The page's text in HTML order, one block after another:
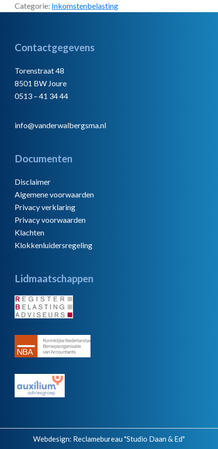
Categorie: Inkomstenbelasting
Footer
Contactgegevens
Torenstraat 48
8501 BW Joure
0513 – 41 34 44
info@vanderwalbergsma.nl
Documenten
Disclaimer
Algemene voorwaarden
Privacy verklaring
Privacy voorwaarden
Klachten
Klokkenluidersregeling
Lidmaatschappen
Webdesign: Reclamebureau "Studio Daan & Ed"